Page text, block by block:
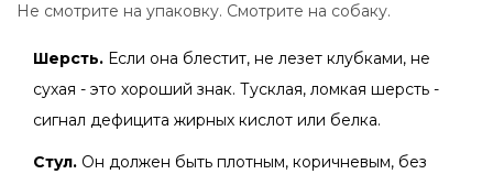
Не смотрите на упаковку. Смотрите на собаку.
Шерсть. Если она блестит, не лезет клубками, не
сухая - это хороший знак. Тусклая, ломкая шерсть -
сигнал дефицита жирных кислот или белка.
Стул. Он должен быть плотным, коричневым, без